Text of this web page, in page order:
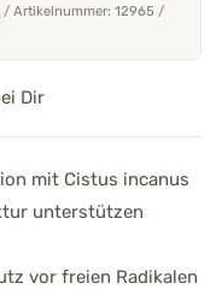
mit Cistus incanus
unterstützen
vor freien Radikalen
/ Artikelnummer: 12965 /
Dir